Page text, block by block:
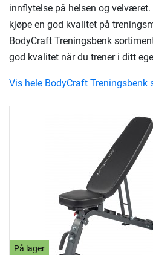
På lager
innflytelse på helsen og
kjøpe en god kvalitet på
BodyCraft Treningsbenk
god kvalitet når du trener i ditt
Vis hele BodyCraft Treningsbenk